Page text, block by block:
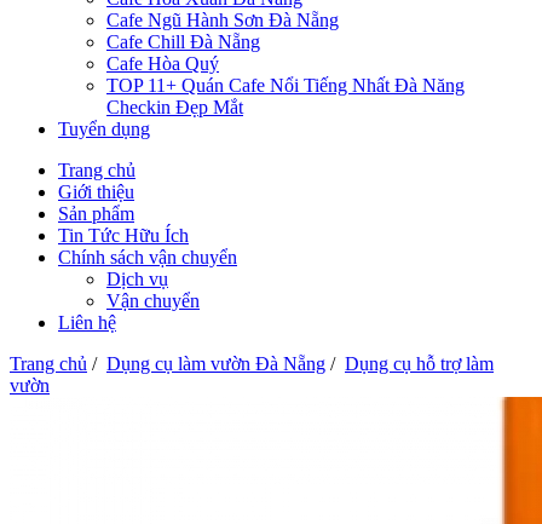
Cafe Ngũ Hành Sơn Đà Nẵng
Cafe Chill Đà Nẵng
Cafe Hòa Quý
TOP 11+ Quán Cafe Nổi Tiếng Nhất Đà Năng
Checkin Đẹp Mắt
Tuyển dụng
Trang chủ
Giới thiệu
Sản phẩm
Tin Tức Hữu Ích
Chính sách vận chuyển
Dịch vụ
Vận chuyển
Liên hệ
Trang chủ / Dụng cụ làm vườn Đà Nẵng / Dụng cụ hỗ trợ làm
vườn